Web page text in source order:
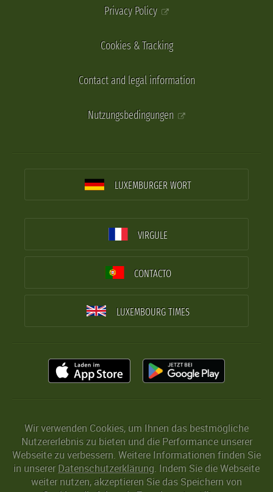
Privacy Policy
Cookies & Tracking
Contact and legal information
Nutzungsbedingungen
LUXEMBURGER WORT
VIRGULE
CONTACTO
LUXEMBOURG TIMES
Wir verwenden Cookies, um Ihnen das bestmögliche
Nutzererlebnis zu bieten und die Performance unserer
Webseite zu verbessern. Weitere Informationen finden Sie
in unserer Datenschutzerklärung. Indem Sie die Webseite
weiter nutzen, akzeptieren Sie das Speichern von